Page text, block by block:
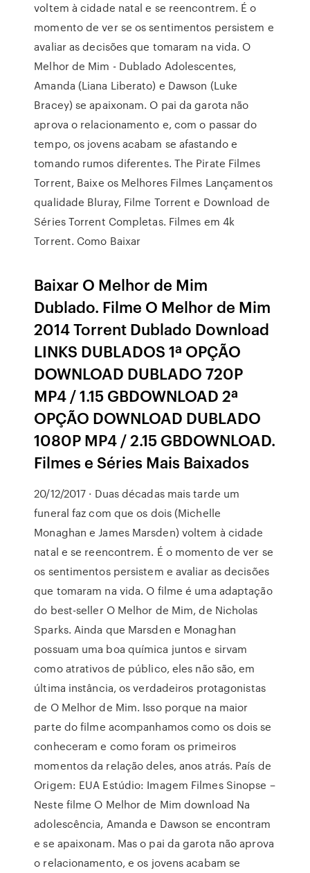
voltem à cidade natal e se reencontrem. É o
momento de ver se os sentimentos persistem e
avaliar as decisões que tomaram na vida. O
Melhor de Mim - Dublado Adolescentes,
Amanda (Liana Liberato) e Dawson (Luke
Bracey) se apaixonam. O pai da garota não
aprova o relacionamento e, com o passar do
tempo, os jovens acabam se afastando e
tomando rumos diferentes. The Pirate Filmes
Torrent, Baixe os Melhores Filmes Lançamentos
qualidade Bluray, Filme Torrent e Download de
Séries Torrent Completas. Filmes em 4k
Torrent. Como Baixar
Baixar O Melhor de Mim
Dublado. Filme O Melhor de Mim
2014 Torrent Dublado Download
LINKS DUBLADOS 1ª OPÇÃO
DOWNLOAD DUBLADO 720P
MP4 / 1.15 GBDOWNLOAD 2ª
OPÇÃO DOWNLOAD DUBLADO
1080P MP4 / 2.15 GBDOWNLOAD.
Filmes e Séries Mais Baixados
20/12/2017 · Duas décadas mais tarde um
funeral faz com que os dois (Michelle
Monaghan e James Marsden) voltem à cidade
natal e se reencontrem. É o momento de ver se
os sentimentos persistem e avaliar as decisões
que tomaram na vida. O filme é uma adaptação
do best-seller O Melhor de Mim, de Nicholas
Sparks. Ainda que Marsden e Monaghan
possuam uma boa química juntos e sirvam
como atrativos de público, eles não são, em
última instância, os verdadeiros protagonistas
de O Melhor de Mim. Isso porque na maior
parte do filme acompanhamos como os dois se
conheceram e como foram os primeiros
momentos da relação deles, anos atrás. País de
Origem: EUA Estúdio: Imagem Filmes Sinopse –
Neste filme O Melhor de Mim download Na
adolescência, Amanda e Dawson se encontram
e se apaixonam. Mas o pai da garota não aprova
o relacionamento, e os jovens acabam se